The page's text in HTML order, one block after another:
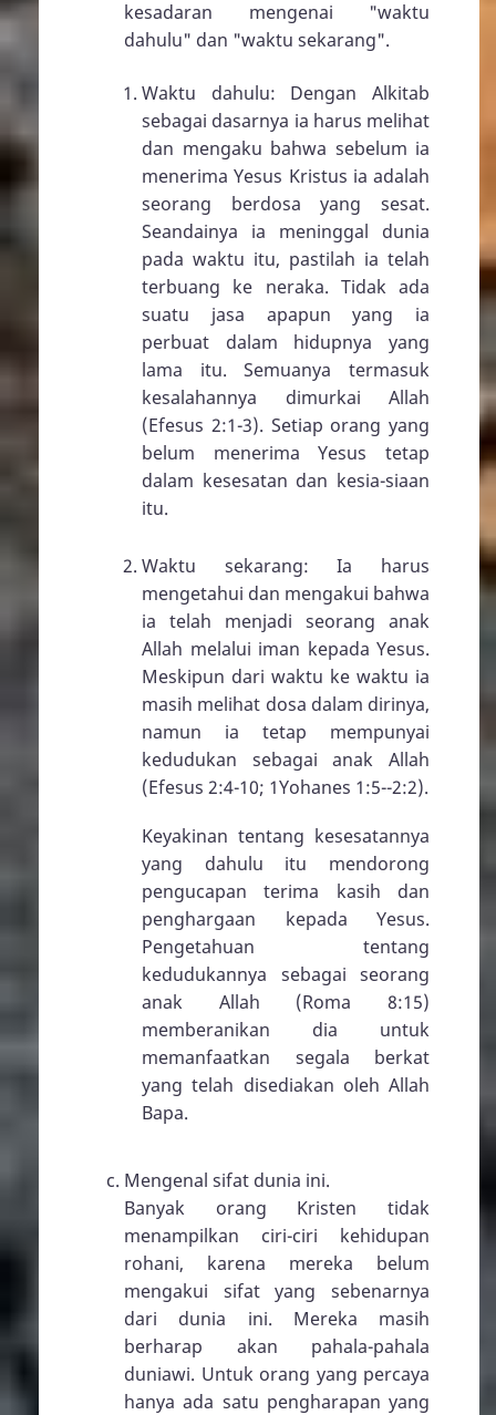
kesadaran mengenai "waktu
dahulu" dan "waktu sekarang".
Waktu dahulu: Dengan Alkitab
sebagai dasarnya ia harus melihat
dan mengaku bahwa sebelum ia
menerima Yesus Kristus ia adalah
seorang berdosa yang sesat.
Seandainya ia meninggal dunia
pada waktu itu, pastilah ia telah
terbuang ke neraka. Tidak ada
suatu jasa apapun yang ia
perbuat dalam hidupnya yang
lama itu. Semuanya termasuk
kesalahannya dimurkai Allah
(Efesus 2:1-3). Setiap orang yang
belum menerima Yesus tetap
dalam kesesatan dan kesia-siaan
itu.
Waktu sekarang: Ia harus
mengetahui dan mengakui bahwa
ia telah menjadi seorang anak
Allah melalui iman kepada Yesus.
Meskipun dari waktu ke waktu ia
masih melihat dosa dalam dirinya,
namun ia tetap mempunyai
kedudukan sebagai anak Allah
(Efesus 2:4-10; 1Yohanes 1:5--2:2).
Keyakinan tentang kesesatannya
yang dahulu itu mendorong
pengucapan terima kasih dan
penghargaan kepada Yesus.
Pengetahuan tentang
kedudukannya sebagai seorang
anak Allah (Roma 8:15)
memberanikan dia untuk
memanfaatkan segala berkat
yang telah disediakan oleh Allah
Bapa.
Mengenal sifat dunia ini.
Banyak orang Kristen tidak
menampilkan ciri-ciri kehidupan
rohani, karena mereka belum
mengakui sifat yang sebenarnya
dari dunia ini. Mereka masih
berharap akan pahala-pahala
duniawi. Untuk orang yang percaya
hanya ada satu pengharapan yang